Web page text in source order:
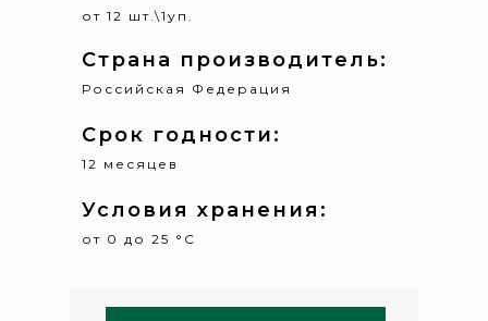
от 12 шт.\1уп.
Страна производитель:
Российская Федерация
Срок годности:
12 месяцев
Условия хранения:
от 0 до 25 °С